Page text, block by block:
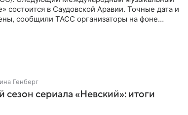
состоится в Саудовской Аравии. Точные дата и
сообщили ТАСС организаторы на фоне
Генберг
сезон сериала «Невский»: итоги